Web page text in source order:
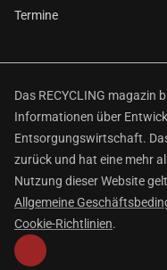
Termine
Das RECYCLING magazin
Informationen über
Entsorgungswirtschaft.
zurück und hat eine mehr
Nutzung dieser Website
Allgemeine
Cookie-Richtlinien.